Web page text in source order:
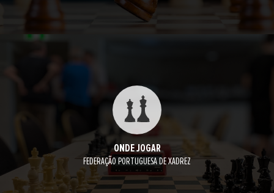
ONDE JOGAR
FEDERAÇÃO PORTUGUESA DE XADREZ